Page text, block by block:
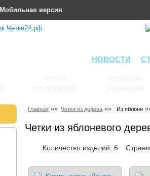
Мобильная версия
НОВОСТИ
Главная »» Четки из дерева »» Из яблони
Четки из яблоневого
Количество изделий: 6